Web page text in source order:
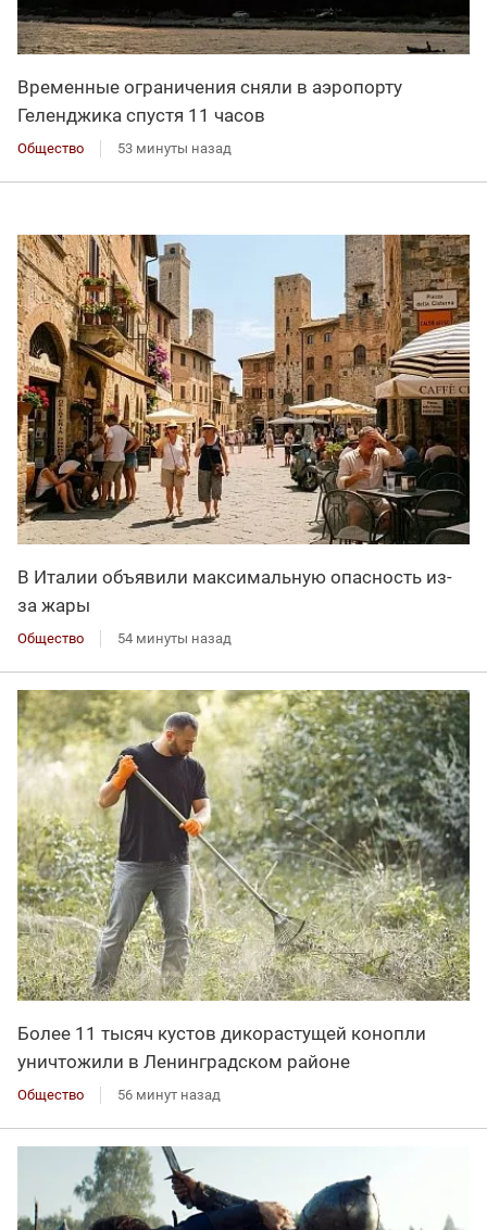
Временные ограничения сняли в аэропорту
Геленджика спустя 11 часов
Общество 53 минуты назад
В Италии объявили максимальную опасность из-
за жары
Общество 54 минуты назад
Более 11 тысяч кустов дикорастущей конопли
уничтожили в Ленинградском районе
Общество 56 минут назад